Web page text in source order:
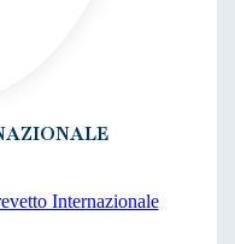
Internazionale